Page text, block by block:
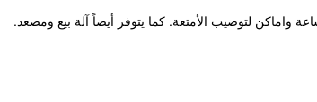
واماكن لتوضيب الأمتعة. كما يتوفر أيضاً آلة بيع ومصعد.